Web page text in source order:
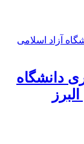
دانشگاه